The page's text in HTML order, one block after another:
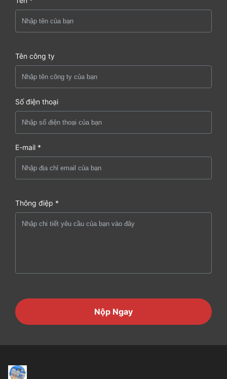
Tên công ty
Số điện thoại
E-mail *
Thông điệp *
Nộp Ngay